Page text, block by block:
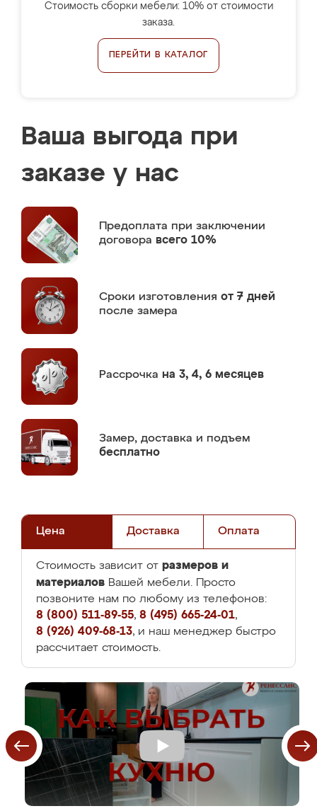
Стоимость сборки мебели: 10% от стоимости
заказа.
ПЕРЕЙТИ В КАТАЛОГ
Ваша выгода при
заказе у нас
Предоплата при заключении
договора всего 10%
Сроки изготовления от 7 дней
после замера
Рассрочка на 3, 4, 6 месяцев
Замер, доставка и подъем
бесплатно
Цена Доставка Оплата
Стоимость зависит от размеров и
материалов Вашей мебели. Просто
позвоните нам по любому из телефонов:
8 (800) 511-89-55, 8 (495) 665-24-01,
8 (926) 409-68-13, и наш менеджер быстро
рассчитает стоимость.